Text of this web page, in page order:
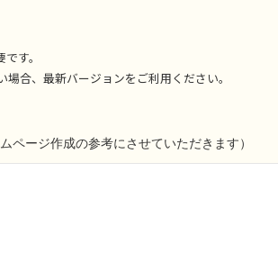
す。
合、最新バージョンをご利用ください。